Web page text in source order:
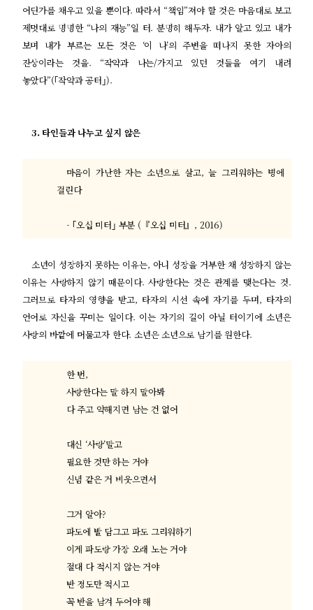
어딘가를 채우고 있을 뿐이다.따라서 “책임”져야 할 것은 마음대로 보고
제멋대로 명명한 “나의 재능”일 터. 분명히 해두자. 내가 알고 있고 내가
보며 내가 부르는 모든 것은 ‘이 나’의 주변을 떠나지 못한 자아의
잔상이라는 것을. “작약과 나는/가지고 있던 것들을 여기 내려
놓았다”(｢작약과 공터 ｣).
3.타인들과 나누고 싶지 않은
마음이 가난한 자는 소년으로 살고,늘 그리워하는 병에
걸린다
- ｢오십 미터 ｣ 부분 ( 『오십 미터』 , 2016)
소년이 성장하지 못하는 이유는, 아니 성장을 거부한 채 성장하지 않는
이유는 사랑하지 않기 때문이다.사랑한다는 것은 관계를 맺는다는 것.
그러므로 타자의 영향을 받고, 타자의 시선 속에 자기를 두며, 타자의
언어로 자신을 꾸미는 일이다. 이는 자기의 길이 아닐 터이기에 소년은
사랑의 바깥에 머물고자 한다. 소년은 소년으로 남기를 원한다.
한 번,
사랑한다는 말 하지 말아봐
다 주고 약해지면 남는 건 없어
대신 ‘사랑’말고
필요한 것만 하는 거야
신념 같은 거 비웃으면서
그거 알아?
파도에 발 담그고 파도 그리워하기
이게 파도랑 가장 오래 노는 거야
절대 다 적시지 않는 거야
반 정도만 적시고
꼭 반을 남겨 두어야 해